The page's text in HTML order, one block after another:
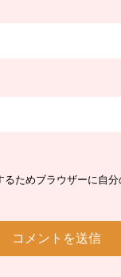
るためブラウザーに自